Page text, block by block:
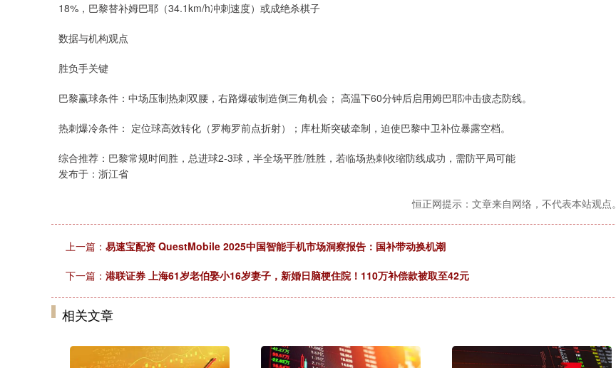
18%，巴黎替补姆巴耶（34.1km/h冲刺速度）或成绝杀棋子
数据与机构观点
胜负手关键
巴黎赢球条件：中场压制热刺双腰，右路爆破制造倒三角机会； 高温下60分钟后启用姆巴耶冲击疲态防线。
热刺爆冷条件： 定位球高效转化（罗梅罗前点折射）；库杜斯突破牵制，迫使巴黎中卫补位暴露空档。
综合推荐：巴黎常规时间胜，总进球2-3球，半全场平胜/胜胜，若临场热刺收缩防线成功，需防平局可能
发布于：浙江省
恒正网提示：文章来自网络，不代表本站观点。
上一篇： 易速宝配资 QuestMobile 2025中国智能手机市场洞察报告：国补带动换机潮
下一篇： 港联证券 上海61岁老伯娶小16岁妻子，新婚日脑梗住院！110万补偿款被取至42元
相关文章